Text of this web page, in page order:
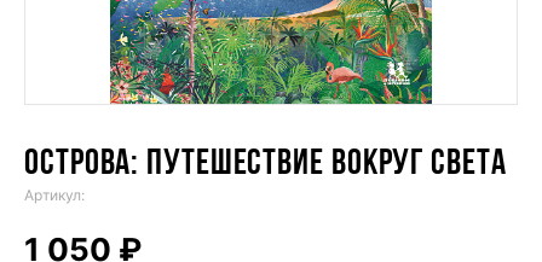
ОСТРОВА: ПУТЕШЕСТВИЕ ВОКРУГ СВЕТА
Артикул:
1 050 ₽